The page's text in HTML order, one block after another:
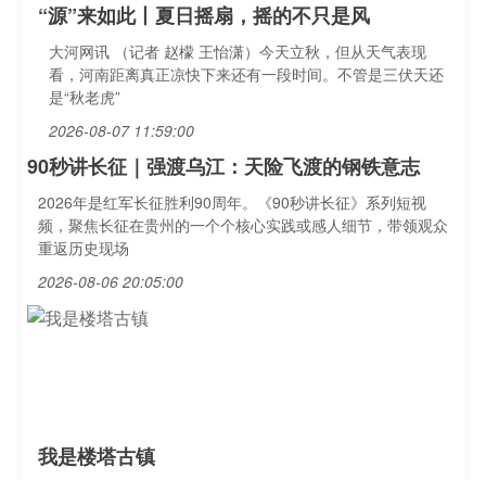
“源”来如此丨夏日摇扇，摇的不只是风
大河网讯 （记者 赵檬 王怡潇）今天立秋，但从天气表现
看，河南距离真正凉快下来还有一段时间。不管是三伏天还
是“秋老虎”
2026-08-07 11:59:00
90秒讲长征｜强渡乌江：天险飞渡的钢铁意志
2026年是红军长征胜利90周年。《90秒讲长征》系列短视
频，聚焦长征在贵州的一个个核心实践或感人细节，带领观众
重返历史现场
2026-08-06 20:05:00
我是楼塔古镇